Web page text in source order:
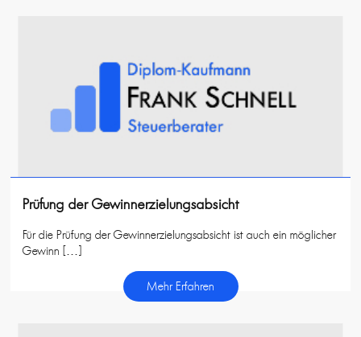
Prüfung der Gewinnerzielungsabsicht
Für die Prüfung der Gewinnerzielungsabsicht ist auch ein möglicher
Gewinn […]
Mehr Erfahren